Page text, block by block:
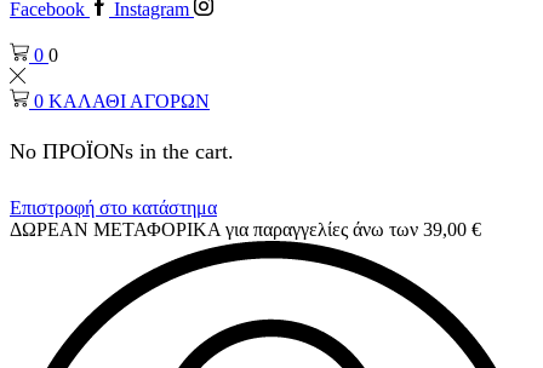
Facebook Instagram
0 0
0 ΚΑΛΑΘΙ ΑΓΟΡΩΝ
No ΠΡΟΪΟΝs in the cart.
Επιστροφή στο κατάστημα
ΔΩΡΕΑΝ ΜΕΤΑΦΟΡΙΚΑ για παραγγελίες άνω των 39,00 €